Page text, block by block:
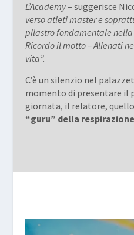
L’Academy– suggerisce
verso atleti master e
pilastro fondamentale
Ricordo il motto – Allenati
vita”.
C’è un silenzio nel
momento di presentare il
giornata, il relatore,
“guru” della respirazione